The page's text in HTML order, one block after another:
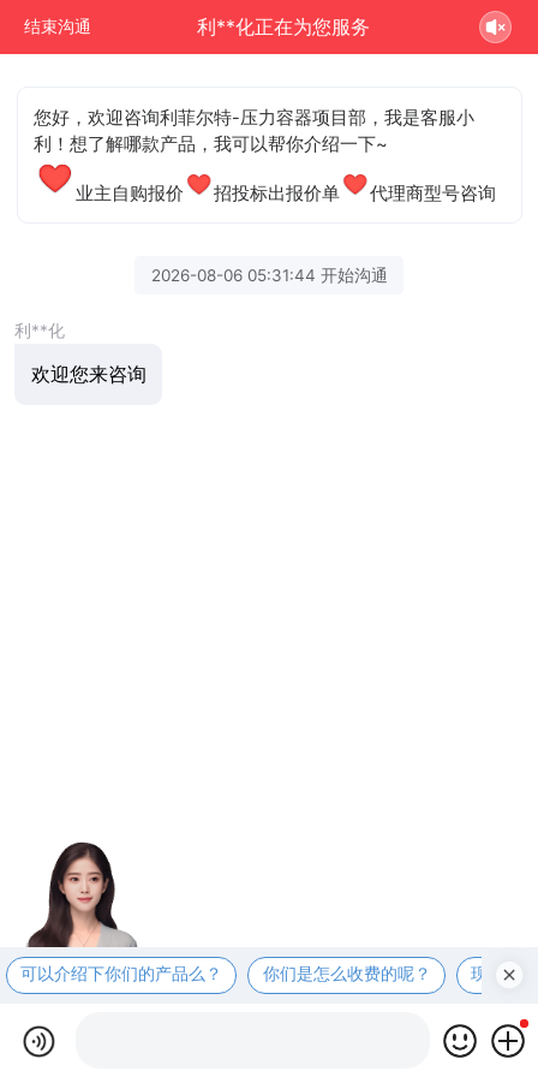
结束沟通 利**化正在为您服务
您好，欢迎咨询利菲尔特-压力容器项目部，我是客服小
利！想了解哪款产品，我可以帮你介绍一下~
业主自购报价 招投标出报价单 代理商型号咨询
2026-08-06 05:31:44 开始沟通
利**化
欢迎您来咨询
可以介绍下你们的产品么？ 你们是怎么收费的呢？ 现在有